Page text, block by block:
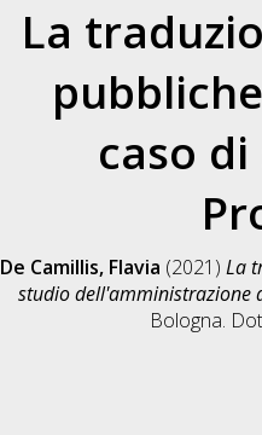
La
caso
De Camillis, Flavia (2021) La
studio dell'amministrazione
Bologna.